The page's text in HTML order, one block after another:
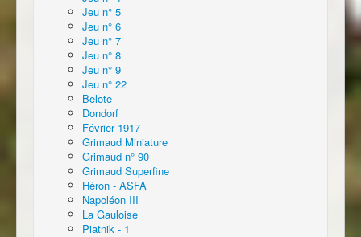
Jeu n° 5
Jeu n° 6
Jeu n° 7
Jeu n° 8
Jeu n° 9
Jeu n° 22
Belote
Dondorf
Février 1917
Grimaud Miniature
Grimaud n° 90
Grimaud Superfine
Héron - ASFA
Napoléon III
La Gauloise
Piatnik - 1